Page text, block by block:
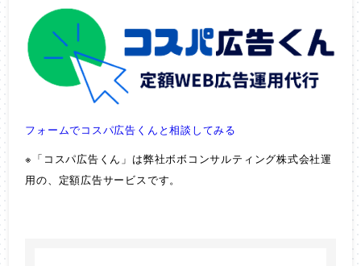
フォームでコスパ広告くんと相談してみる
※「コスパ広告くん」は弊社ボボコンサルティング株式会社運
用の、定額広告サービスです。